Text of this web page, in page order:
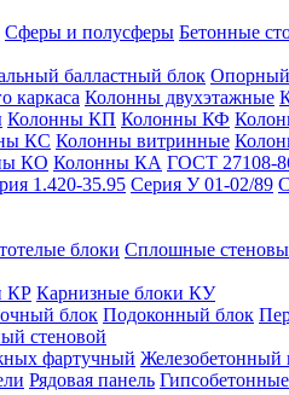
Сферы и полусферы Бетонные
балластный блок Опорный
каркаса Колонны двухэтажные
Колонны КП Колонны КФ
КС Колонны витринные
КО Колонны КА ГОСТ 27108-
1.420-35.95 Серия У 01-02/89
блоки Сплошные
КР Карнизные блоки КУ
блок Подоконный блок
стеновой
фартучный Железобетонный
Рядовая панель